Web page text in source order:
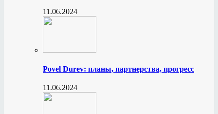
11.06.2024
Povel Durev: планы, партнерства, прогресс
11.06.2024